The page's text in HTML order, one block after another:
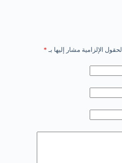
الحقول الإلزامية مشار إليها بـ *